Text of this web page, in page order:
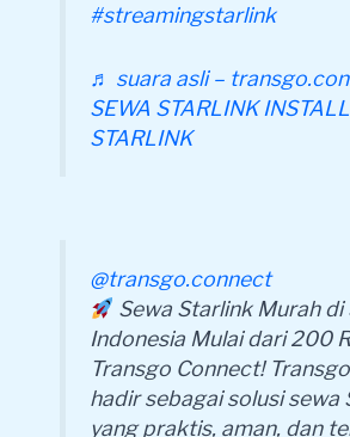
#streamingstarlink
♬ suara asli –
SEWA STARLINK INSTALL
STARLINK
@transgo.connect
Sewa Starlink Murah di
Indonesia Mulai dari 200
Transgo Connect!
hadir sebagai solusi sewa
yang praktis, aman, dan